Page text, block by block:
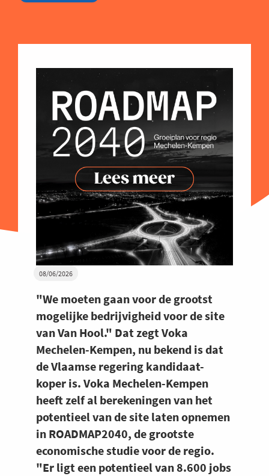
08/06/2026
"We moeten gaan voor de grootst
mogelijke bedrijvigheid voor de site
van Van Hool." Dat zegt Voka
Mechelen-Kempen, nu bekend is dat
de Vlaamse regering kandidaat-
koper is. Voka Mechelen-Kempen
heeft zelf al berekeningen van het
potentieel van de site laten opnemen
in ROADMAP2040, de grootste
economische studie voor de regio.
"Er ligt een potentieel van 8.600 jobs